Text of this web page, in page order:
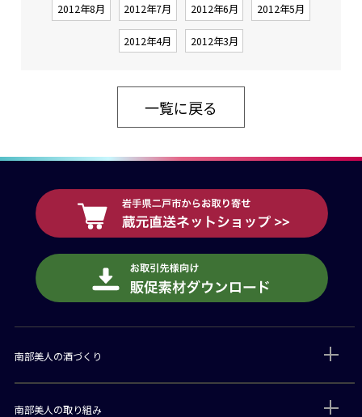
2012年8月 2012年7月 2012年6月 2012年5月
2012年4月 2012年3月
一覧に戻る
南部美人の酒づくり
南部美人の取り組み